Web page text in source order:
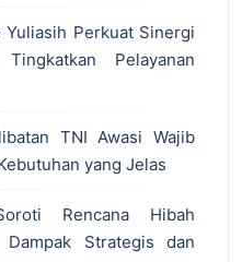
Yuliasih Perkuat Sinergi
Pelayanan
TNI Awasi Wajib
yang Jelas
Rencana Hibah
Strategis dan